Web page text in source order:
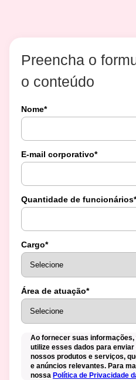
Preencha o
o conteúdo
Nome*
E-mail corporativo*
Quantidade de funcionários*
Cargo*
Área de atuação*
Ao fornecer suas
utilize esses dados para
nossos produtos e serviços,
e anúncios relevantes. Para
nossa Política de Privacidade